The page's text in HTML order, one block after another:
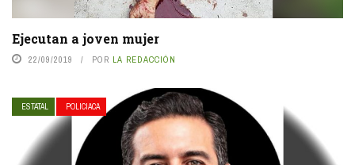
Ejecutan a joven mujer
22/09/2019 POR LA REDACCIÓN
ESTATAL POLICIACA